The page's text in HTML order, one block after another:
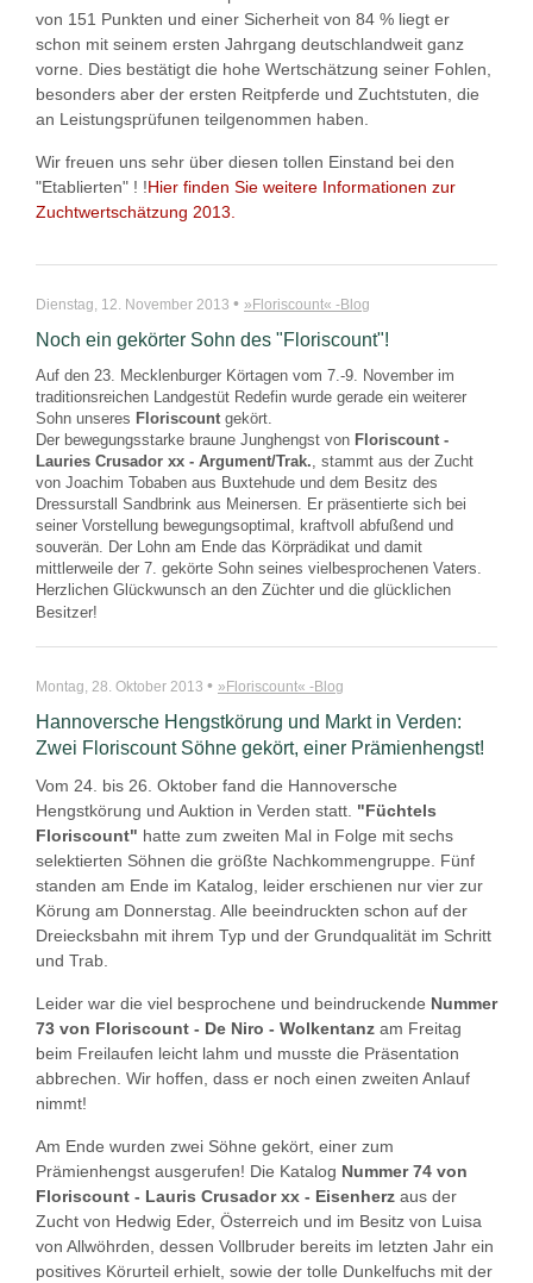
von 151 Punkten und einer Sicherheit von 84 % liegt er
schon mit seinem ersten Jahrgang deutschlandweit ganz
vorne. Dies bestätigt die hohe Wertschätzung seiner Fohlen,
besonders aber der ersten Reitpferde und Zuchtstuten, die
an Leistungsprüfunen teilgenommen haben.
Wir freuen uns sehr über diesen tollen Einstand bei den
"Etablierten" ! !Hier finden Sie weitere Informationen zur
Zuchtwertschätzung 2013.
Dienstag, 12. November 2013 • »Floriscount« -Blog
Noch ein gekörter Sohn des "Floriscount"!
Auf den 23. Mecklenburger Körtagen vom 7.-9. November im
traditionsreichen Landgestüt Redefin wurde gerade ein weiterer
Sohn unseres Floriscount gekört.
Der bewegungsstarke braune Junghengst von Floriscount -
Lauries Crusador xx - Argument/Trak., stammt aus der Zucht
von Joachim Tobaben aus Buxtehude und dem Besitz des
Dressurstall Sandbrink aus Meinersen. Er präsentierte sich bei
seiner Vorstellung bewegungsoptimal, kraftvoll abfußend und
souverän. Der Lohn am Ende das Körprädikat und damit
mittlerweile der 7. gekörte Sohn seines vielbesprochenen Vaters.
Herzlichen Glückwunsch an den Züchter und die glücklichen
Besitzer!
Montag, 28. Oktober 2013 • »Floriscount« -Blog
Hannoversche Hengstkörung und Markt in Verden:
Zwei Floriscount Söhne gekört, einer Prämienhengst!
Vom 24. bis 26. Oktober fand die Hannoversche
Hengstkörung und Auktion in Verden statt. "Füchtels
Floriscount" hatte zum zweiten Mal in Folge mit sechs
selektierten Söhnen die größte Nachkommengruppe. Fünf
standen am Ende im Katalog, leider erschienen nur vier zur
Körung am Donnerstag. Alle beeindruckten schon auf der
Dreiecksbahn mit ihrem Typ und der Grundqualität im Schritt
und Trab.
Leider war die viel besprochene und beindruckende Nummer
73 von Floriscount - De Niro - Wolkentanz am Freitag
beim Freilaufen leicht lahm und musste die Präsentation
abbrechen. Wir hoffen, dass er noch einen zweiten Anlauf
nimmt!
Am Ende wurden zwei Söhne gekört, einer zum
Prämienhengst ausgerufen! Die Katalog Nummer 74 von
Floriscount - Lauris Crusador xx - Eisenherz aus der
Zucht von Hedwig Eder, Österreich und im Besitz von Luisa
von Allwöhrden, dessen Vollbruder bereits im letzten Jahr ein
positives Körurteil erhielt, sowie der tolle Dunkelfuchs mit der